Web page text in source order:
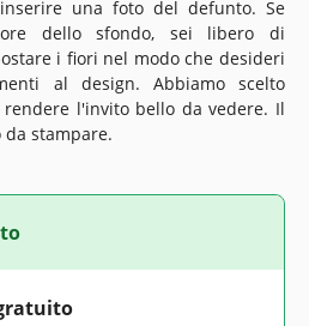
una foto del defunto. Se
dello sfondo, sei libero di
i fiori nel modo che desideri
al design. Abbiamo scelto
l'invito bello da vedere. Il
stampare.